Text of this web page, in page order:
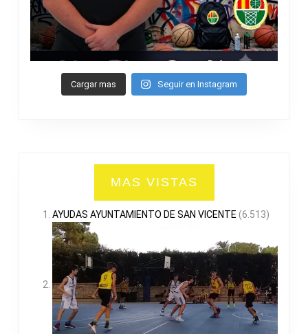
Cargar mas Seguir en Instagram
MAS VISTAS
AYUDAS AYUNTAMIENTO DE SAN VICENTE (6.513)